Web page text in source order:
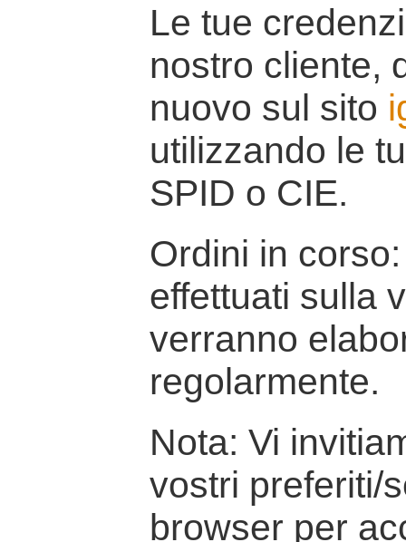
Le tue
nostro cliente,
nuovo sul sito
utilizzando le
SPID o CIE.
Ordini in
effettuati sulla
verranno
regolarmente.
Nota: Vi
vostri preferiti/
browser per